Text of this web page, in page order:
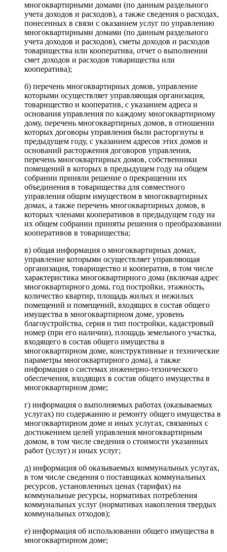
многоквартирными домами (по данным раздельного
учета доходов и расходов), а также сведения о расходах,
понесенных в связи с оказанием услуг по управлению
многоквартирными домами (по данным раздельного
учета доходов и расходов), сметы доходов и расходов
товарищества или кооператива, отчет о выполнении
смет доходов и расходов товарищества или
кооператива);
б) перечень многоквартирных домов, управление
которыми осуществляет управляющая организация,
товарищество и кооператив, с указанием адреса и
основания управления по каждому многоквартирному
дому, перечень многоквартирных домов, в отношении
которых договоры управления были расторгнуты в
предыдущем году, с указанием адресов этих домов и
оснований расторжения договоров управления,
перечень многоквартирных домов, собственники
помещений в которых в предыдущем году на общем
собрании приняли решение о прекращении их
объединения в товарищества для совместного
управления общим имуществом в многоквартирных
домах, а также перечень многоквартирных домов, в
которых членами кооперативов в предыдущем году на
их общем собрании приняты решения о преобразовании
кооперативов в товарищества;
в) общая информация о многоквартирных домах,
управление которыми осуществляет управляющая
организация, товарищество и кооператив, в том числе
характеристика многоквартирного дома (включая адрес
многоквартирного дома, год постройки, этажность,
количество квартир, площадь жилых и нежилых
помещений и помещений, входящих в состав общего
имущества в многоквартирном доме, уровень
благоустройства, серия и тип постройки, кадастровый
номер (при его наличии), площадь земельного участка,
входящего в состав общего имущества в
многоквартирном доме, конструктивные и технические
параметры многоквартирного дома), а также
информация о системах инженерно-технического
обеспечения, входящих в состав общего имущества в
многоквартирном доме;
г) информация о выполняемых работах (оказываемых
услугах) по содержанию и ремонту общего имущества в
многоквартирном доме и иных услугах, связанных с
достижением целей управления многоквартирным
домом, в том числе сведения о стоимости указанных
работ (услуг) и иных услуг;
д) информация об оказываемых коммунальных услугах,
в том числе сведения о поставщиках коммунальных
ресурсов, установленных ценах (тарифах) на
коммунальные ресурсы, нормативах потребления
коммунальных услуг (нормативах накопления твердых
коммунальных отходов);
е) информация об использовании общего имущества в
многоквартирном доме;